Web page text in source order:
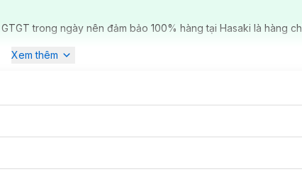
trong ngày nên đảm bảo 100% hàng tại Hasaki là hàng
Xem thêm